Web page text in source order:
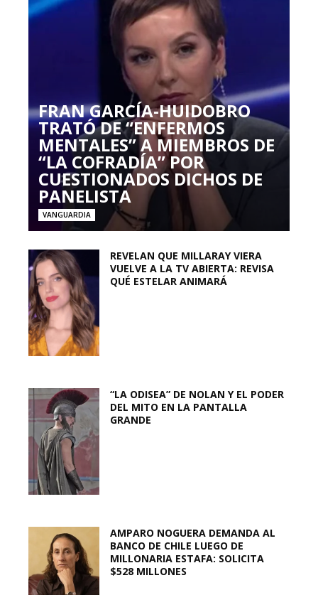
FRAN GARCÍA-HUIDOBRO
TRATÓ DE “ENFERMOS
MENTALES” A MIEMBROS DE
“LA COFRADÍA” POR
CUESTIONADOS DICHOS DE
PANELISTA
VANGUARDIA
REVELAN QUE MILLARAY VIERA
VUELVE A LA TV ABIERTA: REVISA
QUÉ ESTELAR ANIMARÁ
“LA ODISEA” DE NOLAN Y EL PODER
DEL MITO EN LA PANTALLA
GRANDE
AMPARO NOGUERA DEMANDA AL
BANCO DE CHILE LUEGO DE
MILLONARIA ESTAFA: SOLICITA
$528 MILLONES